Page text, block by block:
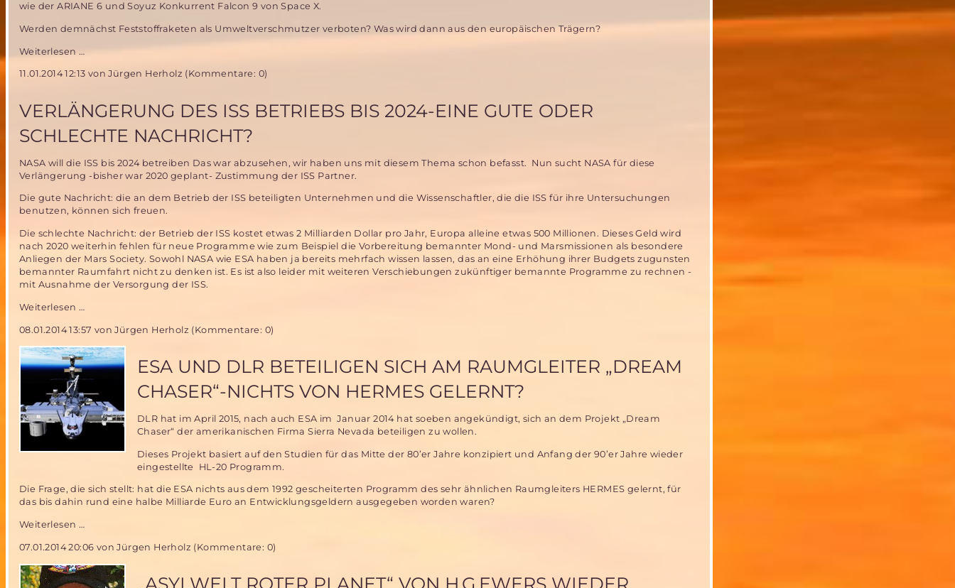
wie der ARIANE 6 und Soyuz Konkurrent Falcon 9 von Space X.
Werden demnächst Feststoffraketen als Umweltverschmutzer verboten? Was wird dann aus den europäischen Trägern?
Weiterlesen …
„Clean
and
benutzt
selbst
11.01.2014 12:13 von Jürgen Herholz (Kommentare: 0)
VERLÄNGERUNG DES ISS BETRIEBS BIS 2024-EINE GUTE ODER
SCHLECHTE NACHRICHT?
NASA will die ISS bis 2024 betreiben Das war abzusehen, wir haben uns mit diesem Thema schon befasst. Nun sucht NASA für diese
Verlängerung -bisher war 2020 geplant- Zustimmung der ISS Partner.
Die gute Nachricht: die an dem Betrieb der ISS beteiligten Unternehmen und die Wissenschaftler, die die ISS für ihre Untersuchungen
benutzen, können sich freuen.
Die schlechte Nachricht: der Betrieb der ISS kostet etwas 2 Milliarden Dollar pro Jahr, Europa alleine etwas 500 Millionen. Dieses Geld wird
nach 2020 weiterhin fehlen für neue Programme wie zum Beispiel die Vorbereitung bemannter Mond- und Marsmissionen als besondere
Anliegen der Mars Society. Sowohl NASA wie ESA haben ja bereits mehrfach wissen lassen, das an eine Erhöhung ihrer Budgets zugunsten
bemannter Raumfahrt nicht zu denken ist. Es ist also leider mit weiteren Verschiebungen zukünftiger bemannte Programme zu rechnen -
mit Ausnahme der Versorgung der ISS.
Weiterlesen …
ISS
Betriebs
bis
2024-
gute
oder
schlechte
08.01.2014 13:57 von Jürgen Herholz (Kommentare: 0)
ESA UND DLR BETEILIGEN SICH AM RAUMGLEITER „DREAM
CHASER“-NICHTS VON HERMES GELERNT?
DLR hat im April 2015, nach auch ESA im Januar 2014 hat soeben angekündigt, sich an dem Projekt „Dream
Chaser“ der amerikanischen Firma Sierra Nevada beteiligen zu wollen.
Dieses Projekt basiert auf den Studien für das Mitte der 80’er Jahre konzipiert und Anfang der 90’er Jahre wieder
eingestellte HL-20 Programm.
Die Frage, die sich stellt: hat die ESA nichts aus dem 1992 gescheiterten Programm des sehr ähnlichen Raumgleiters HERMES gelernt, für
das bis dahin rund eine halbe Milliarde Euro an Entwicklungsgeldern ausgegeben worden waren?
Weiterlesen …
DLR
beteiligen
sich
07.01.2014 20:06 von Jürgen Herholz (Kommentare: 0)
„ASYLWELT ROTER PLANET“ VON H.G.EWERS WIEDER